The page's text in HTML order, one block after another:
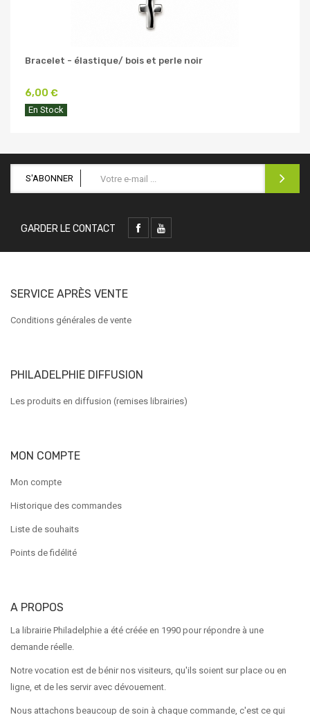
Bracelet - élastique/ bois et perle noir
6,00 €
En Stock
S'ABONNER
GARDER LE CONTACT
SERVICE APRÈS VENTE
Conditions générales de vente
PHILADELPHIE DIFFUSION
Les produits en diffusion (remises librairies)
MON COMPTE
Mon compte
Historique des commandes
Liste de souhaits
Points de fidélité
A PROPOS
La librairie Philadelphie a été créée en 1990 pour répondre à une
demande réelle.
Notre vocation est de bénir nos visiteurs, qu'ils soient sur place ou en
ligne, et de les servir avec dévouement.
Nous attachons beaucoup de soin à chaque commande, c'est ce qui